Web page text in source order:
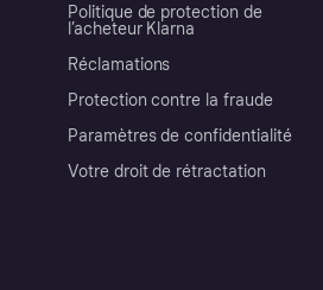
Politique de protection de
l’acheteur Klarna
Réclamations
Protection contre la fraude
Paramètres de confidentialité
Votre droit de rétractation